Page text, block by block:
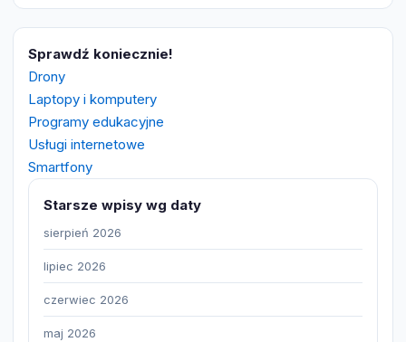
Sprawdź koniecznie!
Drony
Laptopy i komputery
Programy edukacyjne
Usługi internetowe
Smartfony
Starsze wpisy wg daty
sierpień 2026
lipiec 2026
czerwiec 2026
maj 2026